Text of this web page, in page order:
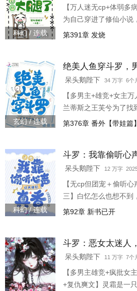
科幻 / 连载
【万人迷无cp+体弱多
为自己穿进了修仙小说
被窃取内门机密的唐三
训练时: “我有关节炎。”
被送花时: “我有鼻炎。
一直躺平从未被超越
不太对……唐三不是主
第391章 发烧
玄幻 / 连载
绝美人鱼穿斗罗，
呆头鹅陛下 34 万字 6个
【多男主+雄竞+女主
兰蒂斯之王芙兮为了找
法，穿越不同世界寻找
东想要掐死襁褓之中的
下千仞雪，脑海中终于
「叮——攻略系统绑定
任务后，可获得：时空
第376章 番外【带娃篇
科幻 / 连载
斗罗：我靠偷听心
呆头鹅陛下 12 万字
【无cp但团宠＋偷听
三】白忆怎么也想不到
成了个五岁的孩子，就
主满意，实现零差评。
了七宝琉璃宗的控制
家学院的人抓去打杂。
多久，又被武魂殿前
第92章 新书已开
斗罗：恶女太迷人
呆头鹅陛下 11 万字 7个
【多男主雄竞+疯批女
+复仇爽文】灵霜是一